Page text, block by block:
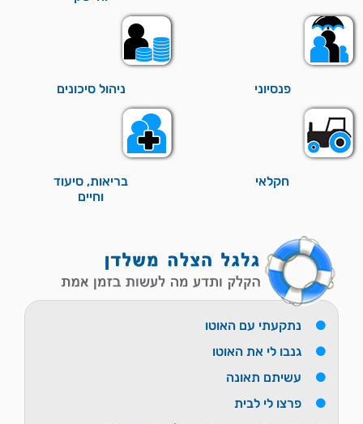
פנסיוני ניהול סיכונים
חקלאי
בריאות, סיעוד
וחיים
נתקעתי עם האוטו
גנבו לי את האוטו
עשיתם תאונה
פרצו לי לבית